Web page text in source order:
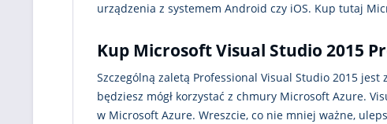
urządzenia z systemem Android czy iOS. Kup tutaj
Kup Microsoft Visual Studio 2015
Szczególną zaletą Professional Visual Studio 2015
będziesz mógł korzystać z chmury Microsoft Azure.
w Microsoft Azure. Wreszcie, co nie mniej ważne,